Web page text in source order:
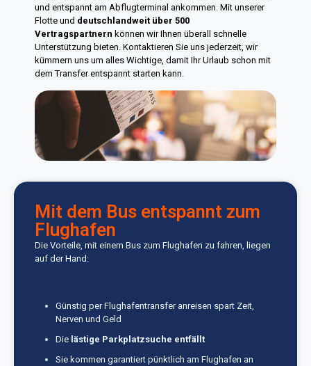
und entspannt am Abflugterminal ankommen. Mit unserer
Flotte und deutschlandweit über 500
Vertragspartnern können wir Ihnen überall schnelle
Unterstützung bieten. Kontaktieren Sie uns jederzeit, wir
kümmern uns um alles Wichtige, damit Ihr Urlaub schon mit
dem Transfer entspannt starten kann.
Mit dem Bus entspannt zum
Flughafen
Die Vorteile, mit einem Bus zum Flughafen zu fahren, liegen
auf der Hand:
Günstig per Flughafentransfer anreisen spart Zeit,
Nerven und Geld
Die lästige Parkplatzsuche entfällt
Sie kommen garantiert pünktlich am Flughafen an